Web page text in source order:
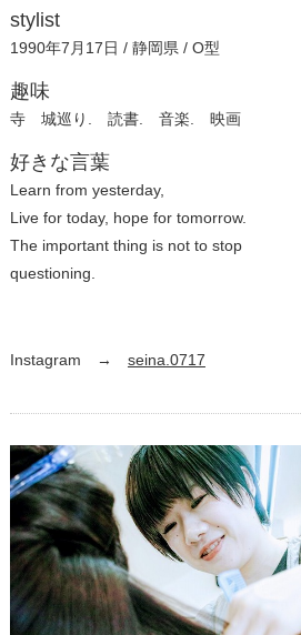
stylist
1990年7月17日 / 静岡県 / O型
趣味
寺 城巡り. 読書. 音楽. 映画
好きな言葉
Learn from yesterday,
Live for today, hope for tomorrow.
The important thing is not to stop
questioning.
Instagram → seina.0717